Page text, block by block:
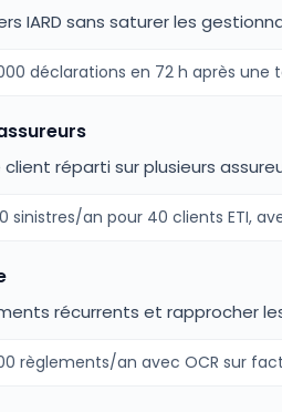
IARD sans saturer les
déclarations en 72 h après
réparti sur plusieurs
sinistres/an pour 40 clients ETI,
récurrents et rapprocher
règlements/an avec OCR sur